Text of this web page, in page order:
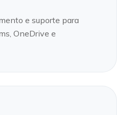
e suporte para
OneDrive e